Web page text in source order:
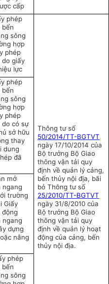
cấp
phép
bến
sông
hợp
phép
do giấy
lực
Thông tư số
50/2014/TT-BGTVT
ngày 17/10/2014 của
Bộ trưởng Bộ Giao
thông vận tải quy
định về quản lý cảng,
bến thủy nội địa, bãi
bỏ Thông tư số
25/2010/TT-BGTVT
ngày 31/8/2010 của
Bộ trưởng Bộ Giao
thông vận tải quy
định về quản lý hoạt
động của cảng, bến
thủy nội địa.
phép
bến
sông
hợp
phép
do có sự
sở hữu
thay
dung
đã
mở
ngang
trường
Giấy
động
ngang
dựng
nâng
phép
bến
sông